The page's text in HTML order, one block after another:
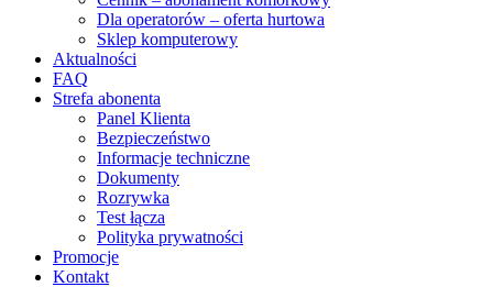
Dla operatorów – oferta hurtowa
Sklep komputerowy
Aktualności
FAQ
Strefa abonenta
Panel Klienta
Bezpieczeństwo
Informacje techniczne
Dokumenty
Rozrywka
Test łącza
Polityka prywatności
Promocje
Kontakt